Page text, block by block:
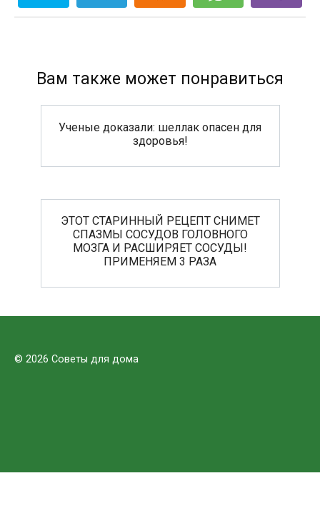
Вам также может понравиться
Ученые доказали: шеллак опасен для
здоровья!
ЭТОТ СТАРИННЫЙ РЕЦЕПТ СНИМЕТ
СПАЗМЫ СОСУДОВ ГОЛОВНОГО
МОЗГА И РАСШИРЯЕТ СОСУДЫ!
ПРИМЕНЯЕМ 3 РАЗА
© 2026 Советы для дома